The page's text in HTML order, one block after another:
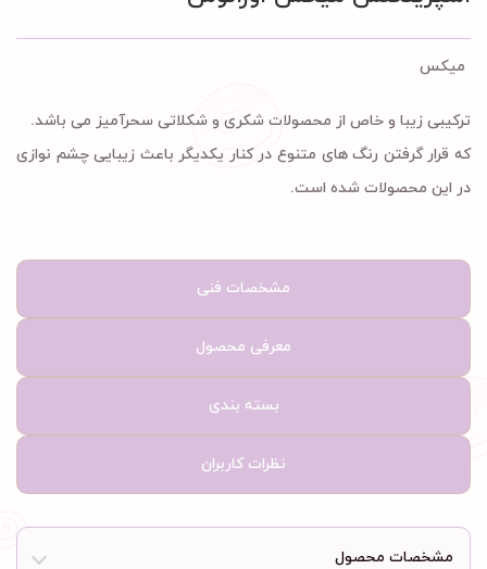
میکس
ترکیبی زیبا و خاص از محصولات شکری و شکلاتی سحرآمیز می باشد.
که قرار گرفتن رنگ های متنوع در کنار یکدیگر باعث زیبایی چشم نوازی
در این محصولات شده است.
مشخصات فنی
معرفی محصول
بسته بندی
نظرات کاربران
مشخصات محصول